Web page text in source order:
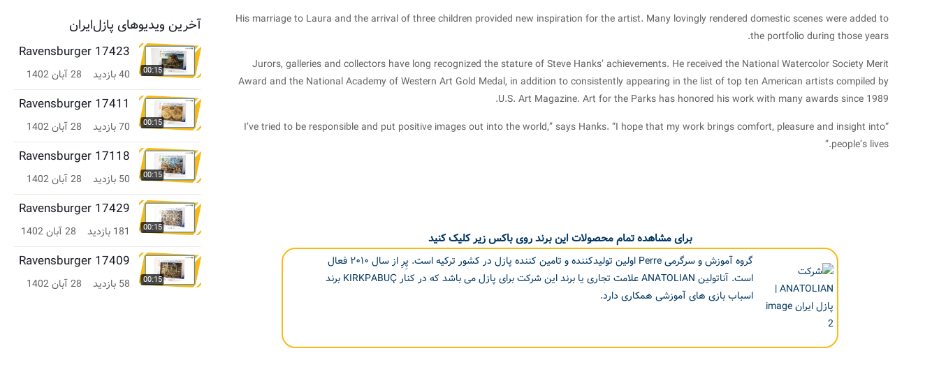
His marriage to Laura and the arrival of three children provided new inspiration for the artist. Many lovingly rendered domestic scenes were added to
the portfolio during those years.
Jurors, galleries and collectors have long recognized the stature of Steve Hanks’ achievements. He received the National Watercolor Society Merit
Award and the National Academy of Western Art Gold Medal, in addition to consistently appearing in the list of top ten American artists compiled by
U.S. Art Magazine. Art for the Parks has honored his work with many awards since 1989.
“I’ve tried to be responsible and put positive images out into the world,” says Hanks. “I hope that my work brings comfort, pleasure and insight into
people’s lives.”
برای مشاهده تمام محصولات این برند روی باکس زیر کلیک کنید
گروه آموزش و سرگرمی Perre اولین تولیدکننده و تامین کننده پازل در کشور ترکیه است. پِرِ از سال ۲۰۱۰ فعال
است. آناتولین ANATOLIAN علامت تجاری یا برند این شرکت برای پازل می باشد که در کنار KIRKPABUÇ برند
اسباب بازی های آموزشی همکاری دارد.
آخرین ویدیوهای پازل‌ایران
00:15
Ravensburger 17423
40 بازدید 28 آبان 1402
00:15
Ravensburger 17411
70 بازدید 28 آبان 1402
00:15
Ravensburger 17118
50 بازدید 28 آبان 1402
00:15
Ravensburger 17429
181 بازدید 28 آبان 1402
00:15
Ravensburger 17409
58 بازدید 28 آبان 1402